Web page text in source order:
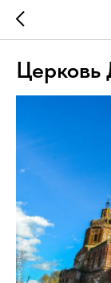
Церковь